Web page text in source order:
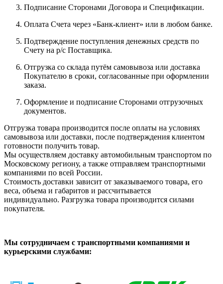
Подписание Сторонами Договора и Спецификации.
Оплата Счета через «Банк-клиент» или в любом банке.
Подтверждение поступления денежных средств по
Счету на р/с Поставщика.
Отгрузка со склада путём самовывоза или доставка
Покупателю в сроки, согласованные при оформлении
заказа.
Оформление и подписание Сторонами отгрузочных
документов.
Отгрузка товара производится после оплаты на условиях
самовывоза или доставки, после подтверждения клиентом
готовности получить товар.
Мы осуществляем доставку автомобильным транспортом по
Московскому региону, а также отправляем транспортными
компаниями по всей России.
Стоимость доставки зависит от заказываемого товара, его
веса, объема и габаритов и рассчитывается
индивидуально. Разгрузка товара производится силами
покупателя.
Мы сотрудничаем с транспортными компаниями и
курьерскими службами: